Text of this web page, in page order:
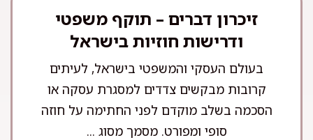
זיכרון דברים – תוקף משפטי
ודרישות חוזיות בישראל
בעולם העסקי והמשפטי בישראל, לעיתים
קרובות מבקשים צדדים למסגרת עסקה או
הסכמה בשלב מוקדם לפני החתימה על חוזה
סופי ומפורט. מסמך מסוג ...